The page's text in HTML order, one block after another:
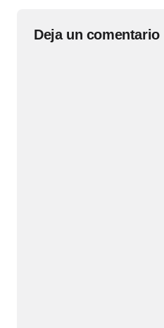
Deja un comentario